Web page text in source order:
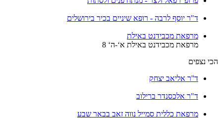
ד"ר יוסף לרבה - רופא שיניים בכיר בירושלים
מרפאת מכבידנט באילת
מרפאת מכבידנט באילת א‘-ה‘ 8
נצפים
ד''ר אליאב יצחק
ד"ר אלכסנדר ברילוב
מרפאת כללית סמייל נווה זאב בבאר שבע